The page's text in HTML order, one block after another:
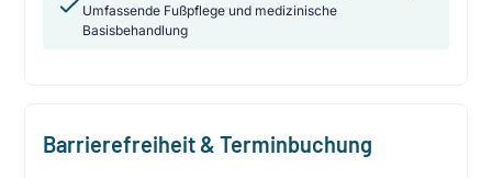
Umfassende Fußpflege und medizinische
Basisbehandlung
Barrierefreiheit & Terminbuchung